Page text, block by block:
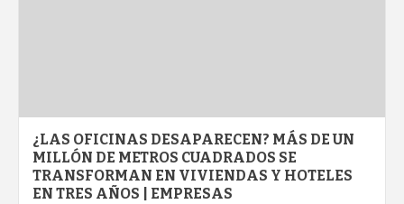
¿LAS OFICINAS DESAPARECEN? MÁS DE UN
MILLÓN DE METROS CUADRADOS SE
TRANSFORMAN EN VIVIENDAS Y HOTELES
EN TRES AÑOS | EMPRESAS